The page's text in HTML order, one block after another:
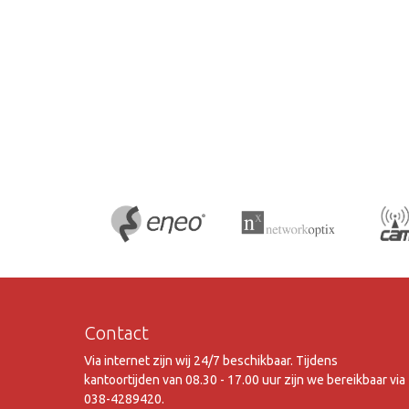
Contact
Via internet zijn wij 24/7 beschikbaar. Tijdens
kantoortijden van 08.30 - 17.00 uur zijn we bereikbaar via
038-4289420.